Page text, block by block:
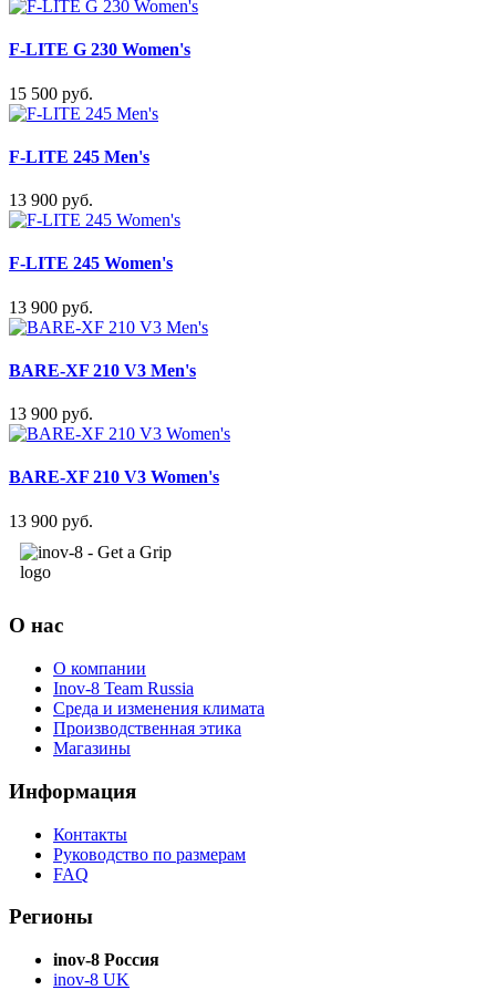
F-LITE G 230 Women's
15 500 руб.
F-LITE 245 Men's
13 900 руб.
F-LITE 245 Women's
13 900 руб.
BARE-XF 210 V3 Men's
13 900 руб.
BARE-XF 210 V3 Women's
13 900 руб.
О нас
О компании
Inov-8 Team Russia
Среда и изменения климата
Производственная этика
Магазины
Информация
Контакты
Руководство по размерам
FAQ
Регионы
inov-8 Россия
inov-8 UK